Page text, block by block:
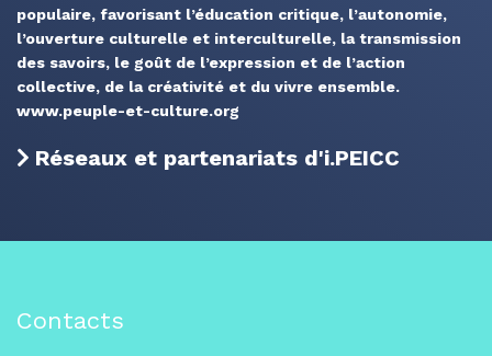
populaire, favorisant l’éducation critique, l’autonomie,
l’ouverture culturelle et interculturelle, la transmission
des savoirs, le goût de l’expression et de l’action
collective, de la créativité et du vivre ensemble.
www.peuple-et-culture.org
Réseaux et partenariats d'i.PEICC
Contacts